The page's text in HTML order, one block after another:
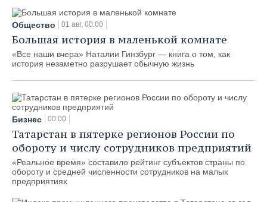
Общество 01 авг, 00:00
Большая история в маленькой комнате
«Все наши вчера» Наталии Гинзбург — книга о том, как
история незаметно разрушает обычную жизнь
Бизнес 00:00
Татарстан в пятерке регионов России по
обороту и числу сотрудников предприятий
«Реальное время» составило рейтинг субъектов страны по
обороту и средней численности сотрудников на малых
предприятиях